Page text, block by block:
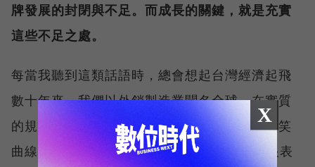
牌發展的封閉與不足。而成長的關鍵，就是充實
這些不足之處。
每當我聽到這類話語時，總會想起台灣經濟起飛
數十年來，我們以外銷製造業聞名全球。在實質
的規格與產品上特別講究。但觀察到我們在微笑
曲線的另一端 ── 品牌，始終在國際缺乏亮眼表
X